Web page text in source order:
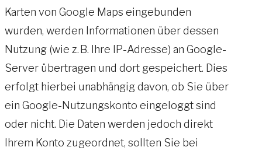
Karten von Google Maps eingebunden
wurden, werden Informationen über dessen
Nutzung (wie z. B. Ihre IP-Adresse) an Google-
Server übertragen und dort gespeichert. Dies
erfolgt hierbei unabhängig davon, ob Sie über
ein Google-Nutzungskonto eingeloggt sind
oder nicht. Die Daten werden jedoch direkt
Ihrem Konto zugeordnet, sollten Sie bei